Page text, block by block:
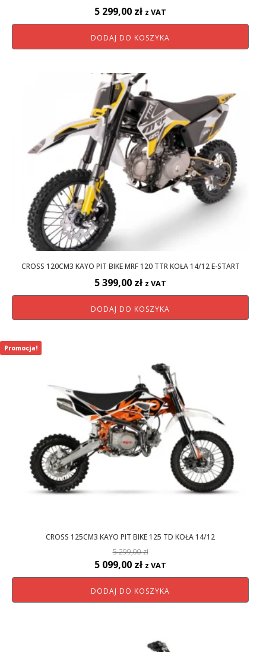
5 299,00 zł z VAT
DODAJ DO KOSZYKA
CROSS 120CM3 KAYO PIT BIKE MRF 120 TTR KOŁA 14/12 E-START
5 399,00 zł z VAT
DODAJ DO KOSZYKA
CROSS 125CM3 KAYO PIT BIKE 125 TD KOŁA 14/12
5 299,00zł
Pierwotna
cena
wynosiła:
5 099,00 złAktualna
cena
wynosi:
z VAT
DODAJ DO KOSZYKA
Promocja!